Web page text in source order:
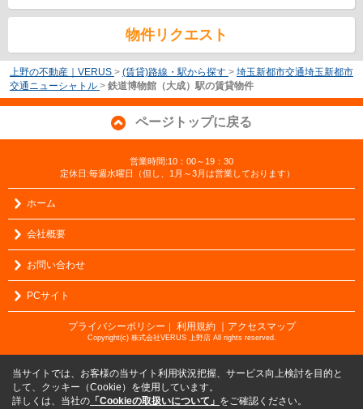
物件リクエスト
上野の不動産｜VERUS > (賃貸)路線・駅から探す > 埼玉新都市交通埼玉新都市
交通ニューシャトル > 鉄道博物館（大成）駅の賃貸物件
ページトップに戻る
営業時間:10：00～19：30
定休日:毎週水曜日（但し、1月～3月は営業しております）
ホーム
会社概要
お問い合わせ
PCサイト
プライバシーポリシー ｜ 利用規約 ｜アクセスマップ
Copyright(c) 株式会社VERUS 上野店 All rights reserved.
当サイトでは、お客様の当サイト利用状況把握、サービス向上検討を目的と
して、クッキー（Cookie）を使用しています。
詳しくは、当社の 「Cookieの取扱いについて」 をご確認ください。